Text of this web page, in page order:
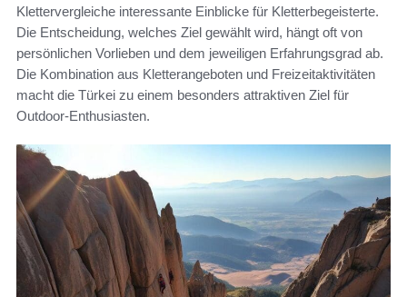
Klettervergleiche interessante Einblicke für Kletterbegeisterte.
Die Entscheidung, welches Ziel gewählt wird, hängt oft von
persönlichen Vorlieben und dem jeweiligen Erfahrungsgrad ab.
Die Kombination aus Kletterangeboten und Freizeitaktivitäten
macht die Türkei zu einem besonders attraktiven Ziel für
Outdoor-Enthusiasten.